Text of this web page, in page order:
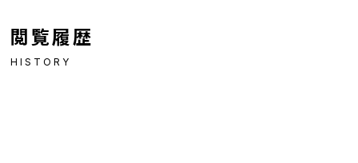
閲覧履歴
HISTORY